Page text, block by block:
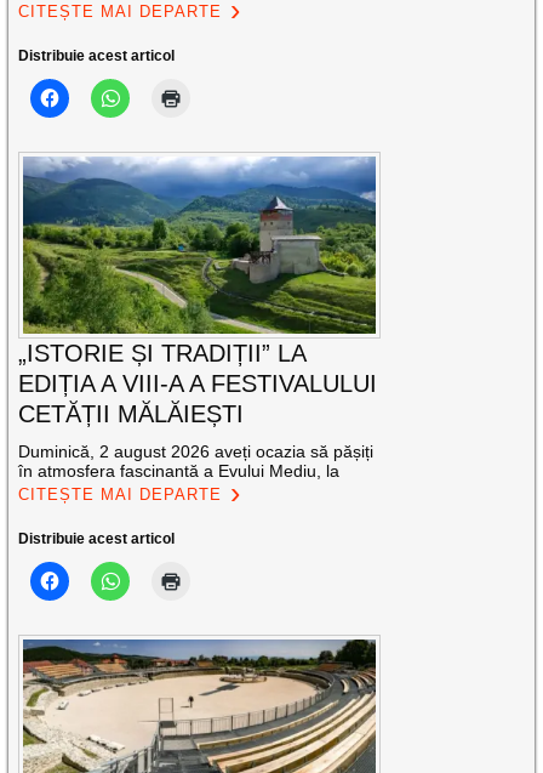
CITEȘTE MAI DEPARTE
Distribuie acest articol
„ISTORIE ȘI TRADIȚII” LA
EDIȚIA A VIII-A A FESTIVALULUI
CETĂȚII MĂLĂIEȘTI
Duminică, 2 august 2026 aveți ocazia să pășiți
în atmosfera fascinantă a Evului Mediu, la
CITEȘTE MAI DEPARTE
Distribuie acest articol